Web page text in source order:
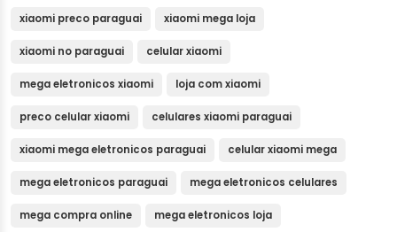
xiaomi preco paraguai xiaomi mega loja
xiaomi no paraguai celular xiaomi
mega eletronicos xiaomi loja com xiaomi
preco celular xiaomi celulares xiaomi paraguai
xiaomi mega eletronicos paraguai celular xiaomi mega
mega eletronicos paraguai mega eletronicos celulares
mega compra online mega eletronicos loja